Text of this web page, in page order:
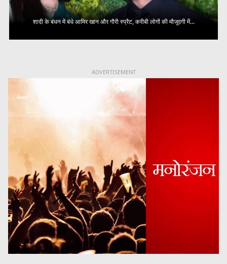
शादी के बंधन में बंधे आमिर खान और गौरी स्प्रैट, करीबी लोगों की मौजूदगी में...
ADVERTISEMENT